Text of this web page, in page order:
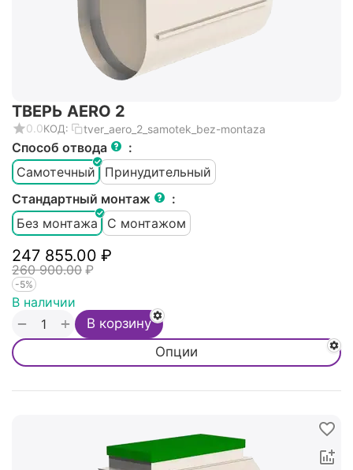
ТВЕРЬ AERO 2
0.0КОД: tver_aero_2_samotek_bez-montaza
Способ отвода
:
Самотечный
Принудительный
Стандартный монтаж
:
Без монтажа
С монтажом
247 855.00 ₽
260 900.00 ₽
-5%
Опции
В наличии
+
− В корзину